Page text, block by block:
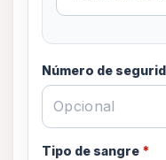
Número de
Tipo de sangre *